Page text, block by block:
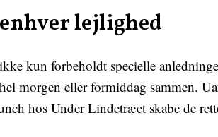
lejlighed
kun forbeholdt specielle
morgen eller formiddag sammen.
hos Under Lindetræet skabe de